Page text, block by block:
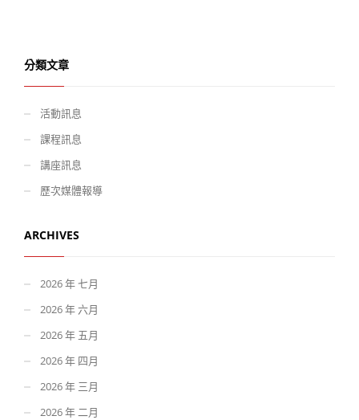
分類文章
活動訊息
課程訊息
講座訊息
歷次媒體報導
ARCHIVES
2026 年 七月
2026 年 六月
2026 年 五月
2026 年 四月
2026 年 三月
2026 年 二月